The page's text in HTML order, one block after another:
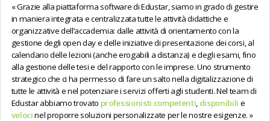
Grazie alla piattaforma software di Edustar, siamo in grado di gestire
in maniera integrata e centralizzata tutte le attività didattiche e
organizzative dell’accademia: dalle attività di orientamento con la
gestione degli open day e delle iniziative di presentazione dei corsi, al
calendario delle lezioni (anche erogabili a distanza) e degli esami, fino
alla gestione delle tesi e del rapporto con le imprese. Uno strumento
strategico che ci ha permesso di fare un salto nella digitalizzazione di
tutte le attività e nel potenziare i servizi offerti agli studenti. Nel team di
Edustar abbiamo trovato professionisti competenti disponibili e
velocinel proporre soluzioni personalizzate per le nostre esigenze.